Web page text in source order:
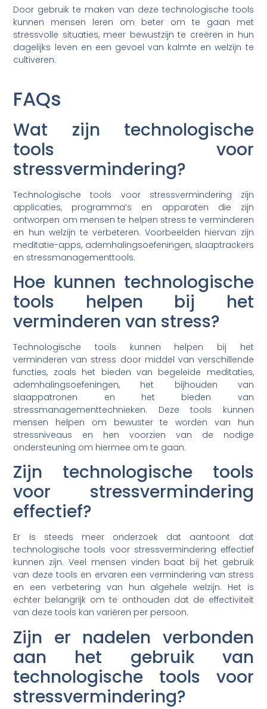
Door gebruik te maken van deze technologische tools
kunnen mensen leren om beter om te gaan met
stressvolle situaties, meer bewustzijn te creëren in hun
dagelijks leven en een gevoel van kalmte en welzijn te
cultiveren.
FAQs
Wat zijn technologische
tools voor
stressvermindering?
Technologische tools voor stressvermindering zijn
applicaties, programma’s en apparaten die zijn
ontworpen om mensen te helpen stress te verminderen
en hun welzijn te verbeteren. Voorbeelden hiervan zijn
meditatie-apps, ademhalingsoefeningen, slaaptrackers
en stressmanagementtools.
Hoe kunnen technologische
tools helpen bij het
verminderen van stress?
Technologische tools kunnen helpen bij het
verminderen van stress door middel van verschillende
functies, zoals het bieden van begeleide meditaties,
ademhalingsoefeningen, het bijhouden van
slaappatronen en het bieden van
stressmanagementtechnieken. Deze tools kunnen
mensen helpen om bewuster te worden van hun
stressniveaus en hen voorzien van de nodige
ondersteuning om hiermee om te gaan.
Zijn technologische tools
voor stressvermindering
effectief?
Er is steeds meer onderzoek dat aantoont dat
technologische tools voor stressvermindering effectief
kunnen zijn. Veel mensen vinden baat bij het gebruik
van deze tools en ervaren een vermindering van stress
en een verbetering van hun algehele welzijn. Het is
echter belangrijk om te onthouden dat de effectiviteit
van deze tools kan variëren per persoon.
Zijn er nadelen verbonden
aan het gebruik van
technologische tools voor
stressvermindering?